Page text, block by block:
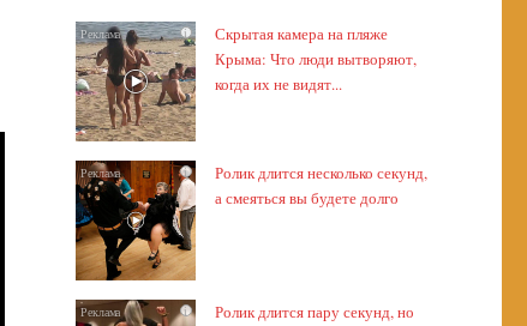
i
Скрытая камера на пляже
Крыма: Что люди вытворяют,
когда их не видят...
i
Ролик длится несколько секунд,
а смеяться вы будете долго
i
Ролик длится пару секунд, но